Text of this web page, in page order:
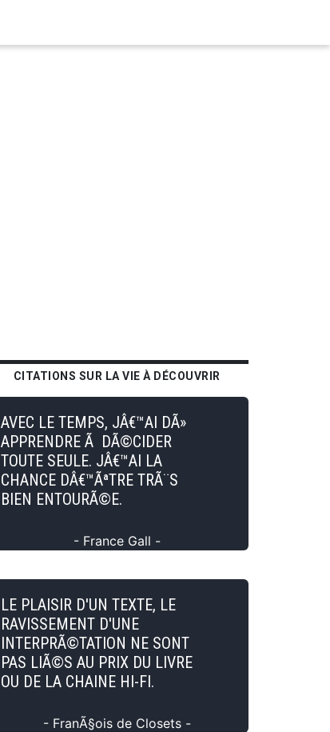
CITATIONS SUR LA VIE À DÉCOUVRIR
AVEC LE TEMPS, JÂ€™AI DÃ»
APPRENDRE Ã DÃ©CIDER
TOUTE SEULE. JÂ€™AI LA
CHANCE DÂ€™ÃªTRE TRÃ¨S
BIEN ENTOURÃ©E.
- France Gall -
LE PLAISIR D'UN TEXTE, LE
RAVISSEMENT D'UNE
INTERPRÃ©TATION NE SONT
PAS LIÃ©S AU PRIX DU LIVRE
OU DE LA CHAINE HI-FI.
- FranÃ§ois de Closets -